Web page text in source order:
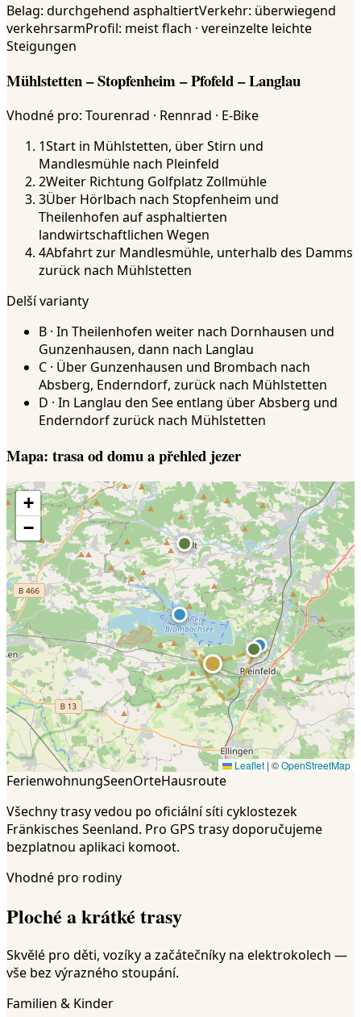
Belag: durchgehend asphaltiertVerkehr: überwiegend
verkehrsarmProfil: meist flach · vereinzelte leichte
Steigungen
Mühlstetten – Stopfenheim – Pfofeld – Langlau
Vhodné pro: Tourenrad · Rennrad · E-Bike
1Start in Mühlstetten, über Stirn und
Mandlesmühle nach Pleinfeld
2Weiter Richtung Golfplatz Zollmühle
3Über Hörlbach nach Stopfenheim und
Theilenhofen auf asphaltierten
landwirtschaftlichen Wegen
4Abfahrt zur Mandlesmühle, unterhalb des Damms
zurück nach Mühlstetten
Delší varianty
B · In Theilenhofen weiter nach Dornhausen und
Gunzenhausen, dann nach Langlau
C · Über Gunzenhausen und Brombach nach
Absberg, Enderndorf, zurück nach Mühlstetten
D · In Langlau den See entlang über Absberg und
Enderndorf zurück nach Mühlstetten
Mapa: trasa od domu a přehled jezer
+
−
Leaflet | ©OpenStreetMap
FerienwohnungSeenOrteHausroute
Všechny trasy vedou po oficiální síti cyklostezek
Fränkisches Seenland. Pro GPS trasy doporučujeme
bezplatnou aplikaci komoot.
Vhodné pro rodiny
Ploché a krátké trasy
Skvělé pro děti, vozíky a začátečníky na elektrokolech —
vše bez výrazného stoupání.
Familien & Kinder